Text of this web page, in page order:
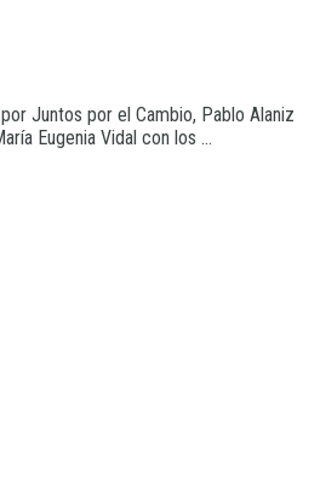
Juntos por el Cambio, Pablo Alaniz
Eugenia Vidal con los ...